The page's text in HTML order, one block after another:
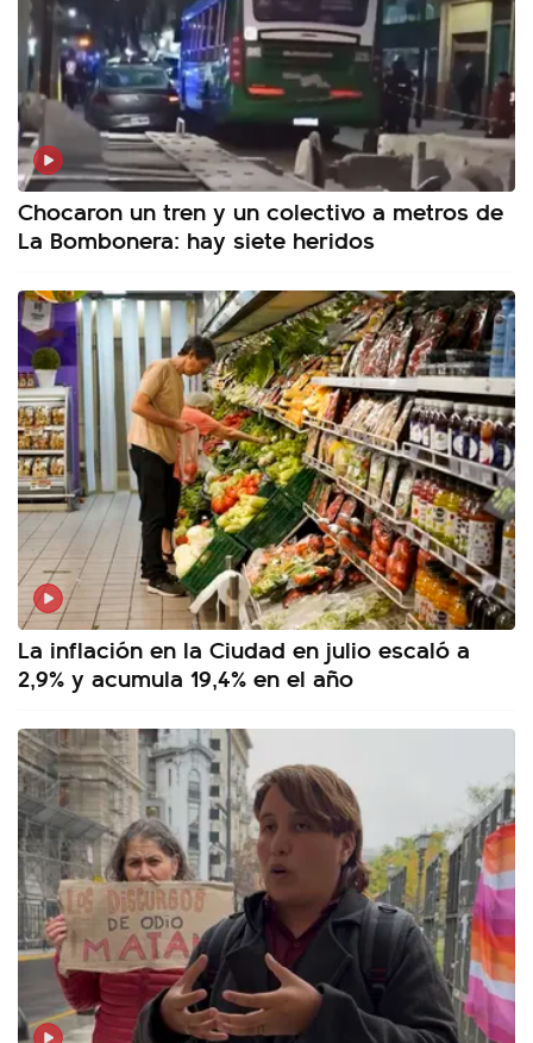
Chocaron un tren y un colectivo a metros de
La Bombonera: hay siete heridos
La inflación en la Ciudad en julio escaló a
2,9% y acumula 19,4% en el año